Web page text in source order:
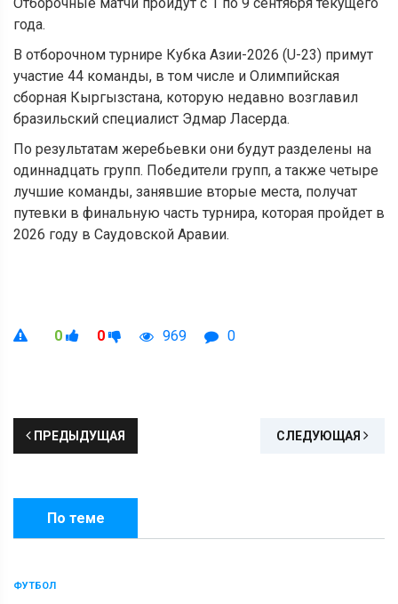
года.
В отборочном турнире Кубка Азии-2026 (U-23) примут
участие 44 команды, в том числе и Олимпийская
сборная Кыргызстана, которую недавно возглавил
бразильский специалист Эдмар Ласерда.
По результатам жеребьевки они будут разделены на
одиннадцать групп. Победители групп, а также четыре
лучшие команды, занявшие вторые места, получат
путевки в финальную часть турнира, которая пройдет в
2026 году в Саудовской Аравии.
0 0 969 0
ПРЕДЫДУЩАЯ СЛЕДУЮЩАЯ
По теме
ФУТБОЛ